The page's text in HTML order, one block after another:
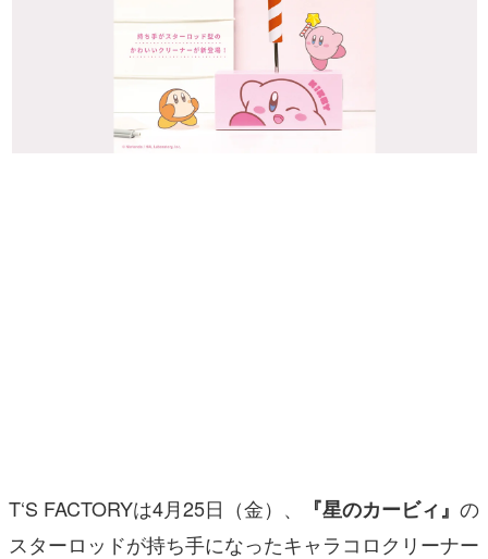
若ゲのいたり〜ゲームクリエイターの青春〜
『うつヌケ』『ペンと箸』等で知られるマンガ家・田中圭
一先生によるゲーム業界レポートマンガです。
なんでゲームは面白い？
ゲーム開発者・hamatsu氏がゲームの魅力を画面や操作の
具体的な形から解き明かしていく、硬派で骨太な評論連載
その他
T‘S FACTORYは4月25日（金）、 『星のカービィ』 の
スターロッドが持ち手になったキャラコロクリーナー